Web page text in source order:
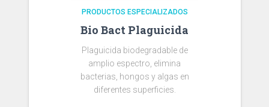
PRODUCTOS ESPECIALIZADOS
Bio Bact Plaguicida
Plaguicida biodegradable de
amplio espectro, elimina
bacterias, hongos y algas en
diferentes superficies.